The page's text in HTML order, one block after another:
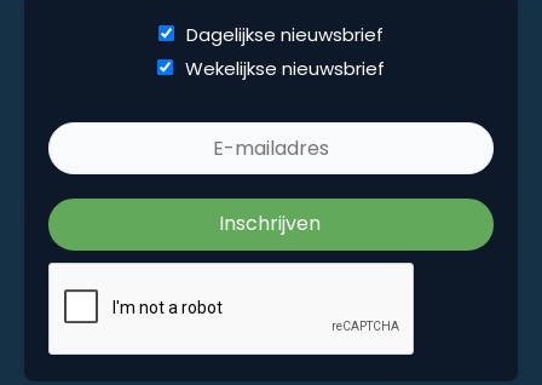
Dagelijkse nieuwsbrief
Wekelijkse nieuwsbrief
Dagelijkse nieuwsbrief
Wekelijkse nieuwsbrief